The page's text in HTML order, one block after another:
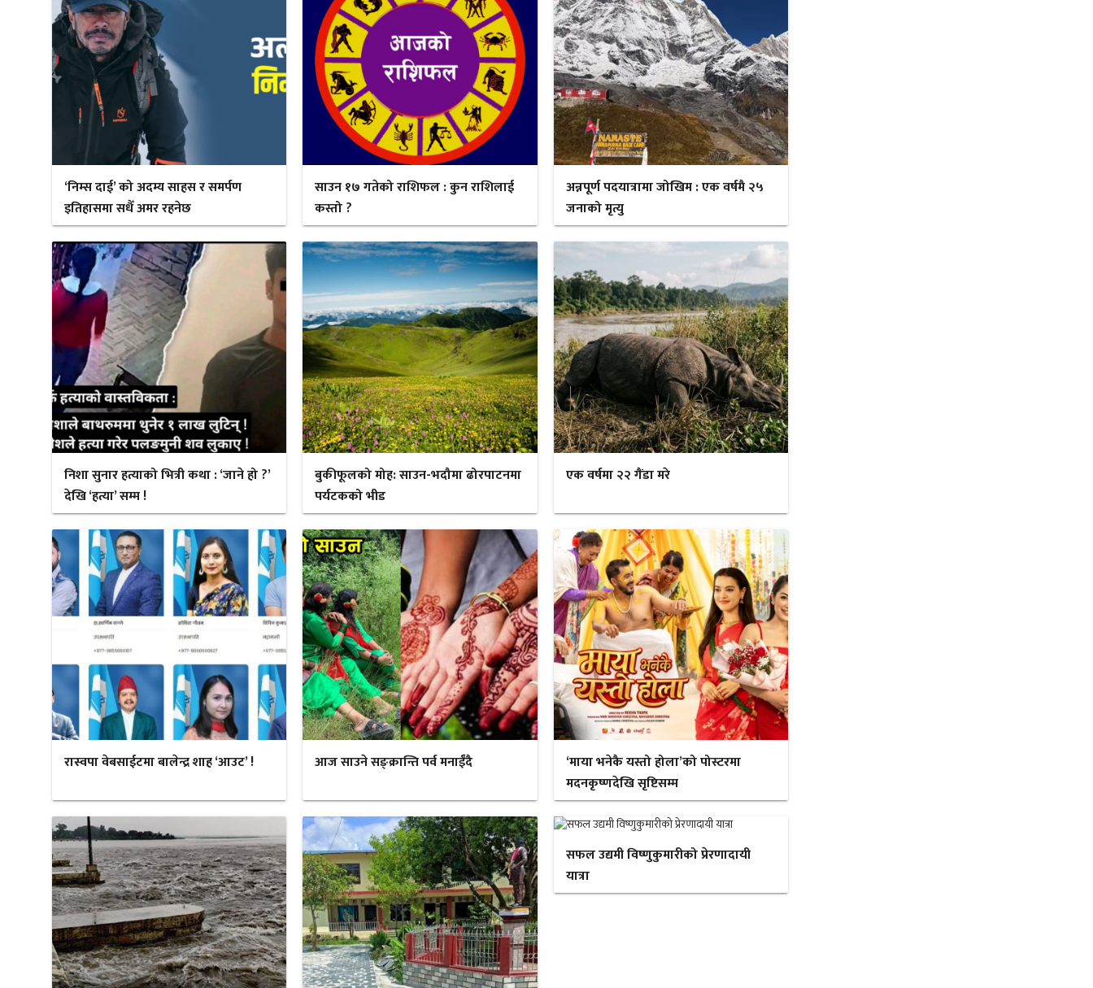
‘निम्स दाई’ को अदम्य साहस र समर्पण
इतिहासमा सधैँ अमर रहनेछ
साउन १७ गतेको राशिफल : कुन राशिलाई
कस्तो ?
अन्नपूर्ण पदयात्रामा जोखिम : एक वर्षमै २५
जनाको मृत्यु
निशा सुनार हत्याको भित्री कथा : ‘जाने हो ?’
देखि ‘हत्या’ सम्म !
बुकीफूलको मोह: साउन-भदौमा ढोरपाटनमा
पर्यटकको भीड
एक वर्षमा २२ गैंडा मरे
रास्वपा वेबसाईटमा बालेन्द्र शाह ‘आउट’ ! आज साउने सङ्क्रान्ति पर्व मनाईँदै
‘माया भनेकै यस्तो होला’को पोस्टरमा
मदनकृष्णदेखि सृष्टिसम्म
सफल उद्यमी विष्णुकुमारीको प्रेरणादायी
यात्रा